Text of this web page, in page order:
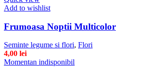
Add to wishlist
Frumoasa Noptii Multicolor
Seminte legume si flori, Flori
4,00 lei
Momentan indisponibil